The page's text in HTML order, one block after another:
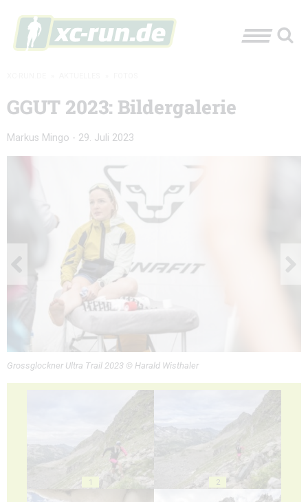
GGUT 2023: Bildergalerie
Markus Mingo - 29. Juli 2023
Grossglockner Ultra Trail 2023 © Harald Wisthaler
1 2